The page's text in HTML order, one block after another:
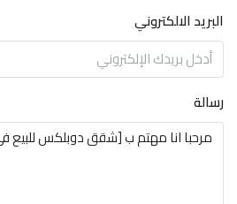
البريد الالكتروني
رسالة